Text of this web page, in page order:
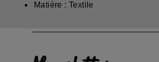
Matière : Textile